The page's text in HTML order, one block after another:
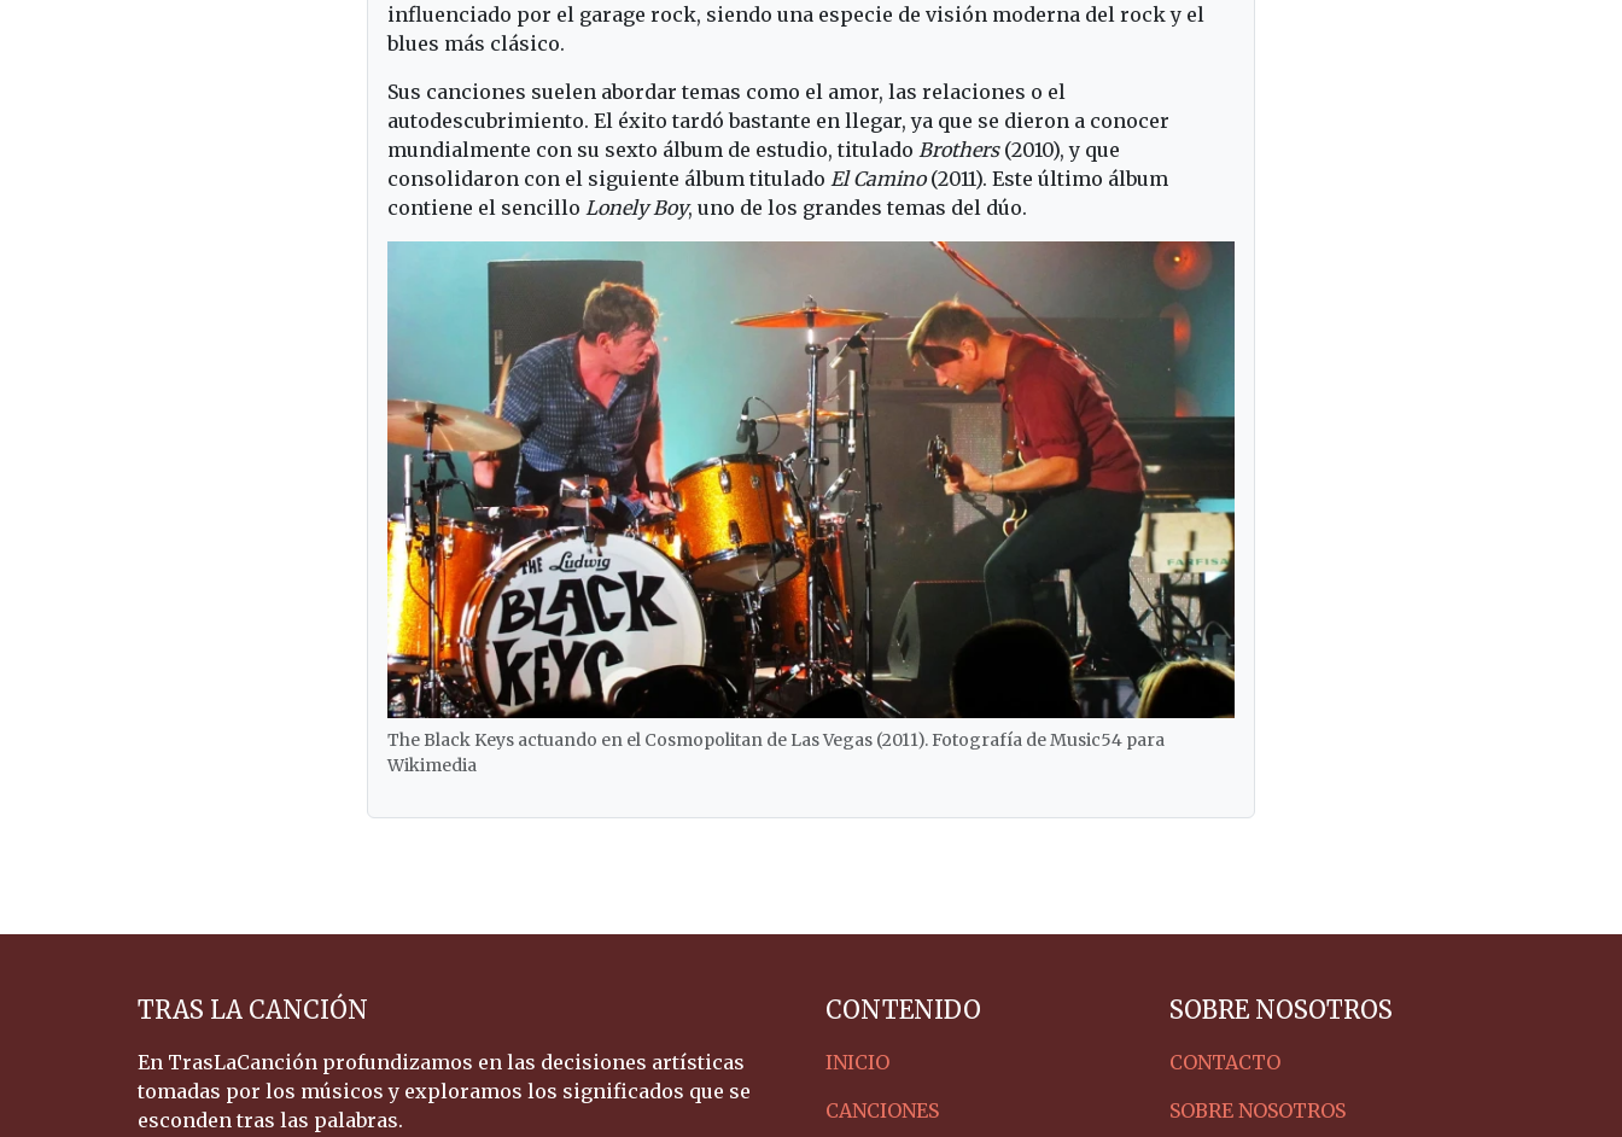
influenciado por el garage rock, siendo una especie de visión moderna del rock y el
blues más clásico.
Sus canciones suelen abordar temas como el amor, las relaciones o el
autodescubrimiento. El éxito tardó bastante en llegar, ya que se dieron a conocer
mundialmente con su sexto álbum de estudio, titulado Brothers(2010), y que
consolidaron con el siguiente álbum titulado El Camino(2011). Este último álbum
contiene el sencillo Lonely Boy, uno de los grandes temas del dúo.
The Black Keys actuando en el Cosmopolitan de Las Vegas (2011). Fotografía de Music54 para
Wikimedia
TRAS LA CANCIÓN
En TrasLaCanción profundizamos en las decisiones artísticas
tomadas por los músicos y exploramos los significados que se
esconden tras las palabras.
CONTENIDO
INICIO
CANCIONES
SOBRE NOSOTROS
CONTACTO
SOBRE NOSOTROS